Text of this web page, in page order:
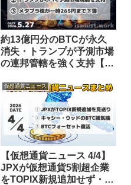
約13億円分のBTCが永久
消失・トランプが予測市場
の連邦管轄を強く支持【仮
仮想通貨ニュース
【仮想通貨ニュース 4/4】
JPXが仮想通貨5割超企業
をTOPIX新規追加せず・キ